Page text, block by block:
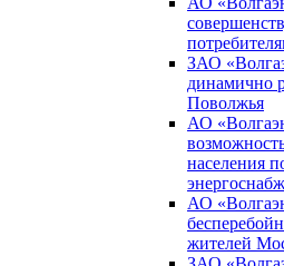
ЗАО
динамично
Поволжья
АО
населения
АО
жителей